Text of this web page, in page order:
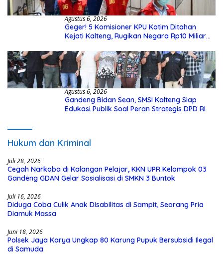
Agustus 6, 2026
Geger! 5 Komisioner KPU Kotim Ditahan
Kejati Kalteng, Rugikan Negara Rp10 Miliar
Agustus 6, 2026
Gandeng Bidan Sean, SMSI Kalteng Siap
Edukasi Publik Soal Peran Strategis DPD RI
Hukum dan Kriminal
Juli 28, 2026
Cegah Narkoba di Kalangan Pelajar, KKN UPR Kelompok 03
Gandeng GDAN Gelar Sosialisasi di SMKN 3 Buntok
Juli 16, 2026
Diduga Coba Culik Anak Disabilitas di Sampit, Seorang Pria
Diamuk Massa
Juni 18, 2026
Polsek Jaya Karya Ungkap 80 Karung Pupuk Bersubsidi Ilegal
di Samuda